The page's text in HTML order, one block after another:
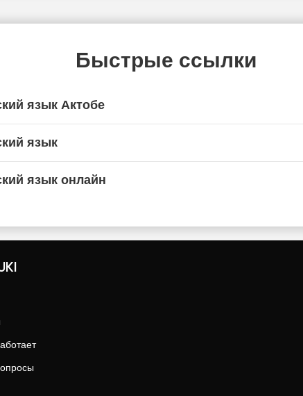
Быстрые ссылки
язык Актобе
язык
язык онлайн